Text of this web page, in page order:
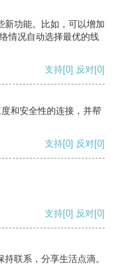
新功能。比如，可以增加
情况自动选择最优的线
支持[0] 反对[0]
和安全性的连接，并帮
支持[0] 反对[0]
支持[0] 反对[0]
联系，分享生活点滴。